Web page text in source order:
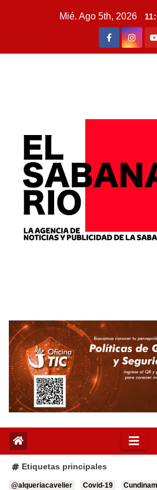
Mié. Ago 5th, 2026
Etiquetas principales
@alqueriacavelier Covid-19